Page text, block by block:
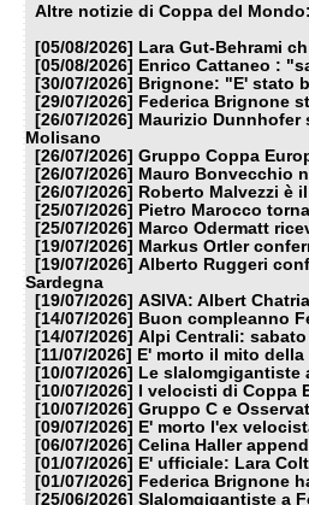
Altre notizie di Coppa del
[05/08/2026]
Lara Gut-Behrami
[05/08/2026]
Enrico Cattaneo :
[30/07/2026]
Brignone: "E' stato
[29/07/2026]
Federica Brignone
[26/07/2026] Maurizio Dunnhofer
Molisano
[26/07/2026] Gruppo Coppa
[26/07/2026] Mauro Bonvecchio
[26/07/2026]
Roberto Malvezzi è
[25/07/2026]
Pietro Marocco
[25/07/2026] Marco Odermatt
[19/07/2026] Markus Ortler
[19/07/2026] Alberto Ruggeri
Sardegna
[19/07/2026] ASIVA: Albert
[14/07/2026]
Buon compleanno
[14/07/2026] Alpi Centrali:
[11/07/2026]
E' morto il mito
[10/07/2026]
Le
[10/07/2026]
I velocisti di Coppa
[10/07/2026] Gruppo C e
[09/07/2026]
E' morto l'ex
[06/07/2026] Celina Haller
[01/07/2026]
E' ufficiale: Lara
[01/07/2026]
Federica Brignone
[25/06/2026] Slalomgigantiste a